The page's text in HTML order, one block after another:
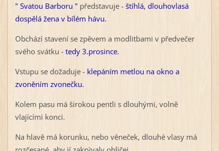
" Svatou Barboru " představuje - štíhlá, dlouhovlasá
dospělá žena v bílém hávu.
Obchází stavení se zpěvem a modlitbami v předvečer
svého svátku - tedy 3.prosince.
Vstupu se dožaduje - klepáním metlou na okno a
zvoněním zvonečku.
Kolem pasu má širokou pentli s dlouhými, volně
vlajícími konci.
Na hlavě má korunku, nebo věneček, dlouhé vlasy má